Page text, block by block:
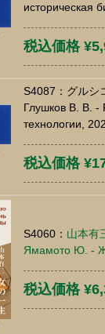
историческая
税込価格
S4087：グル
Глушков В. В. -
технологии,
税込価格
S4060： 山本
Ямамото Ю. -
税込価格